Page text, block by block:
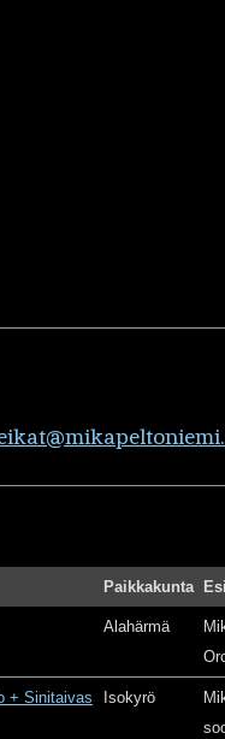
Paikkakunta
Alahärmä
+ Sinitaivas Isokyrö